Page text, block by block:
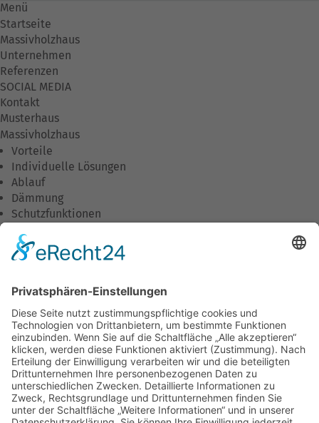
Menü
Startseite
Massivholzhaus
Unternehmen
Referenzen
SOCIAL MEDIA
Kontakt
Musterhaus
Massivholzhaus
Vorteile
Individuelle Lösungen
Ablauf
Dämmung
Schutzfunktionen
Umweltschutz
Wohnkomfort
Unsere Philosophie
Was wir tun
Unser Team
Stellenangebote
Ausbildung/Praktika
Aktuelles
Termine